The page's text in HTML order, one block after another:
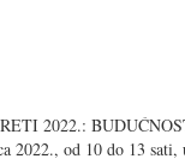
2022.:
2022., od 10 do 13